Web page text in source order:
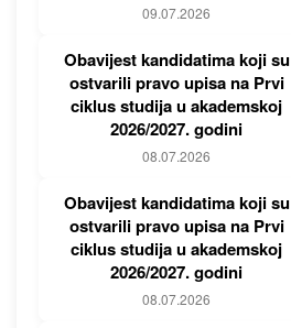
09.07.2026
Obavijest kandidatima koji su
ostvarili pravo upisa na Prvi
ciklus studija u akademskoj
2026/2027. godini
08.07.2026
Obavijest kandidatima koji su
ostvarili pravo upisa na Prvi
ciklus studija u akademskoj
2026/2027. godini
08.07.2026